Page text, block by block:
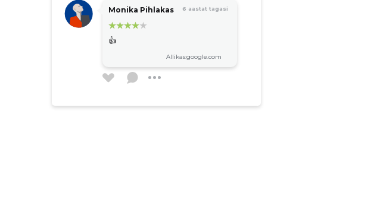
Monika Pihlakas 6 aastat tagasi
👍
Allikas:google.com